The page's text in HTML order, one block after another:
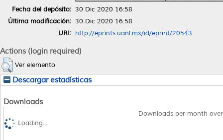
Fecha del depósito: 30 Dic 2020 16:58
Última modificación: 30 Dic 2020 16:58
URI: http://eprints.uanl.mx/id/eprint/20543
Actions (login required)
Ver elemento
Descargar estadísticas
Downloads
Downloads per month
Loading...